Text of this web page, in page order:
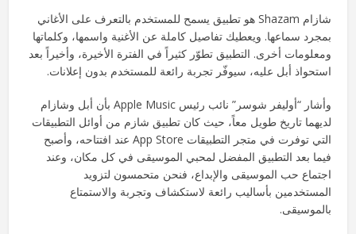
شازام Shazam هو تطبيق يسمح للمستخدم بالتعرف على الأغاني
بمجرد سماعها. ويعطيك تفاصيل كاملة عن الأغنية واسمها، وكلماتها
ومعلومات أخرى. التطبيق تطوّر كثيراً في الفترة الأخيرة، وأخيراً بعد
استحواذ أبل عليه، سيوفّر تجربة رائعة للمستخدم بدون إعلانات.
وأشار “أوليفر شوسر” نائب رئيس Apple Music بأن أبل وشازام
لديهما تاريخ طويل معاً، حيث كان تطبيق شازم من أوائل التطبيقات
التي توفرت في متجر التطبيقات App Store عند افتتاحه، وأصبح
فيما بعد التطبيق المفضل لمحبي الموسيقى في كل مكان، وعند
اجتماع حب الموسيقى والإبداع، فنحن متحمسون لتزويد
المستخدمين بأساليب رائعة لاستكشاف وتجربة والاستمتاع
بالموسيقى.